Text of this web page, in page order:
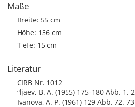
Maße
Breite: 55 cm
Höhe: 136 cm
Tiefe: 15 cm
Literatur
CIRB Nr. 1012
ªljaev, B. A. (1955) 175–180 Abb. 1. 2
Ivanova, A. P. (1961) 129 Abb. 72. 73